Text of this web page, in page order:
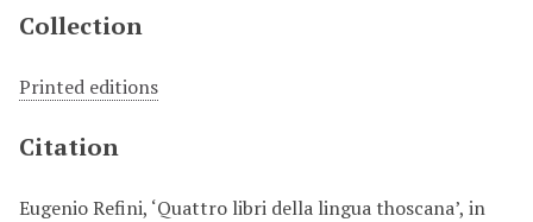
Collection
Printed editions
Citation
Eugenio Refini, ‘Quattro libri della lingua thoscana’, in